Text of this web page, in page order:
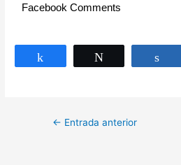
Facebook Comments
Compartir
← Entrada anterior